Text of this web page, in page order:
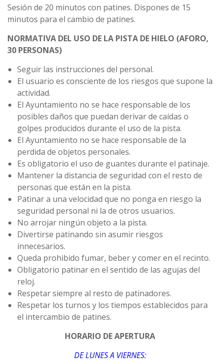
Sesión de 20 minutos con patines. Dispones de 15
minutos para el cambio de patines.
NORMATIVA DEL USO DE LA PISTA DE HIELO (AFORO,
30 PERSONAS)
Seguir las instrucciones del personal.
El usuario es consciente de los riesgos que supone la
actividad.
El Ayuntamiento no se hace responsable de los
posibles daños que puedan derivar de caídas o
golpes producidos durante el uso de la pista.
El Ayuntamiento no se hace responsable de la
perdida de objetos personales.
Es obligatorio el uso de guantes durante el patinaje.
Mantener la distancia de seguridad con el resto de
personas que están en la pista.
Patinar a una velocidad que no ponga en riesgo la
seguridad personal ni la de otros usuarios.
No arrojar ningún objeto a la pista.
Divertirse patinando sin asumir riesgos
innecesarios.
Queda prohibido fumar, beber y comer en el recinto.
Obligatorio patinar en el sentido de las agujas del
reloj.
Respetar siempre al resto de patinadores.
Respetar los turnos y los tiempos establecidos para
el intercambio de patines.
HORARIO DE APERTURA
DE LUNES A VIERNES: